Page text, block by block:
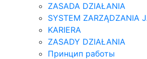
ZASADA DZIAŁANIA
SYSTEM ZARZĄDZANIA
KARIERA
ZASADY DZIAŁANIA
Принцип работы